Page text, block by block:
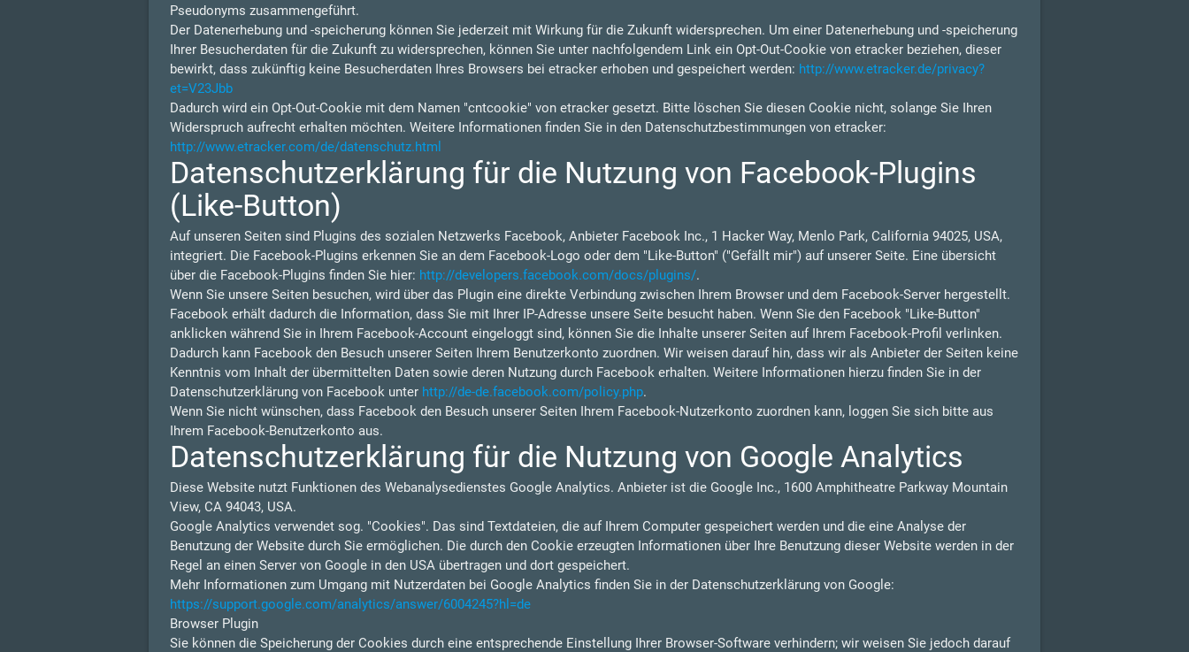
Pseudonyms zusammengeführt.
Der Datenerhebung und -speicherung können Sie jederzeit mit Wirkung für die Zukunft widersprechen. Um einer Datenerhebung und -speicherung
Ihrer Besucherdaten für die Zukunft zu widersprechen, können Sie unter nachfolgendem Link ein Opt-Out-Cookie von etracker beziehen, dieser
bewirkt, dass zukünftig keine Besucherdaten Ihres Browsers bei etracker erhoben und gespeichert werden: http://www.etracker.de/privacy?
et=V23Jbb
Dadurch wird ein Opt-Out-Cookie mit dem Namen "cntcookie" von etracker gesetzt. Bitte löschen Sie diesen Cookie nicht, solange Sie Ihren
Widerspruch aufrecht erhalten möchten. Weitere Informationen finden Sie in den Datenschutzbestimmungen von etracker:
http://www.etracker.com/de/datenschutz.html
Datenschutzerklärung für die Nutzung von Facebook-Plugins
(Like-Button)
Auf unseren Seiten sind Plugins des sozialen Netzwerks Facebook, Anbieter Facebook Inc., 1 Hacker Way, Menlo Park, California 94025, USA,
integriert. Die Facebook-Plugins erkennen Sie an dem Facebook-Logo oder dem "Like-Button" ("Gefällt mir") auf unserer Seite. Eine übersicht
über die Facebook-Plugins finden Sie hier: http://developers.facebook.com/docs/plugins/.
Wenn Sie unsere Seiten besuchen, wird über das Plugin eine direkte Verbindung zwischen Ihrem Browser und dem Facebook-Server hergestellt.
Facebook erhält dadurch die Information, dass Sie mit Ihrer IP-Adresse unsere Seite besucht haben. Wenn Sie den Facebook "Like-Button"
anklicken während Sie in Ihrem Facebook-Account eingeloggt sind, können Sie die Inhalte unserer Seiten auf Ihrem Facebook-Profil verlinken.
Dadurch kann Facebook den Besuch unserer Seiten Ihrem Benutzerkonto zuordnen. Wir weisen darauf hin, dass wir als Anbieter der Seiten keine
Kenntnis vom Inhalt der übermittelten Daten sowie deren Nutzung durch Facebook erhalten. Weitere Informationen hierzu finden Sie in der
Datenschutzerklärung von Facebook unter http://de-de.facebook.com/policy.php.
Wenn Sie nicht wünschen, dass Facebook den Besuch unserer Seiten Ihrem Facebook-Nutzerkonto zuordnen kann, loggen Sie sich bitte aus
Ihrem Facebook-Benutzerkonto aus.
Datenschutzerklärung für die Nutzung von Google Analytics
Diese Website nutzt Funktionen des Webanalysedienstes Google Analytics. Anbieter ist die Google Inc., 1600 Amphitheatre Parkway Mountain
View, CA 94043, USA.
Google Analytics verwendet sog. "Cookies". Das sind Textdateien, die auf Ihrem Computer gespeichert werden und die eine Analyse der
Benutzung der Website durch Sie ermöglichen. Die durch den Cookie erzeugten Informationen über Ihre Benutzung dieser Website werden in der
Regel an einen Server von Google in den USA übertragen und dort gespeichert.
Mehr Informationen zum Umgang mit Nutzerdaten bei Google Analytics finden Sie in der Datenschutzerklärung von Google:
https://support.google.com/analytics/answer/6004245?hl=de
Browser Plugin
Sie können die Speicherung der Cookies durch eine entsprechende Einstellung Ihrer Browser-Software verhindern; wir weisen Sie jedoch darauf